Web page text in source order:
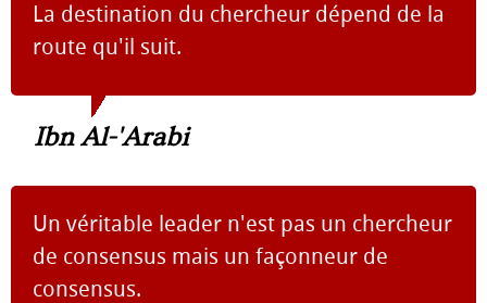
La destination du chercheur dépend de la
route qu'il suit.
Ibn Al-'Arabi
Un véritable leader n'est pas un chercheur
de consensus mais un façonneur de
consensus.